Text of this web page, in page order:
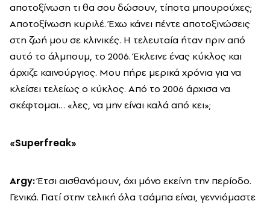
αποτοξίνωση τι θα σου δώσουν, τίποτα μπουρούχες;
Αποτοξίνωση κυριλέ. Έχω κάνει πέντε αποτοξινώσεις
στη ζωή μου σε κλινικές. Η τελευταία ήταν πριν από
αυτό το άλμπουμ, το 2006. Έκλεινε ένας κύκλος και
άρχιζε καινούργιος. Μου πήρε μερικά χρόνια για να
κλείσει τελείως ο κύκλος. Από το 2006 άρχισα να
σκέφτομαι… «λες, να μην είναι καλά από κει»;
«Superfreak»
Argy:Έτσι αισθανόμουν, όχι μόνο εκείνη την περίοδο.
Γενικά. Γιατί στην τελική όλα τσάμπα είναι, γεννιόμαστε